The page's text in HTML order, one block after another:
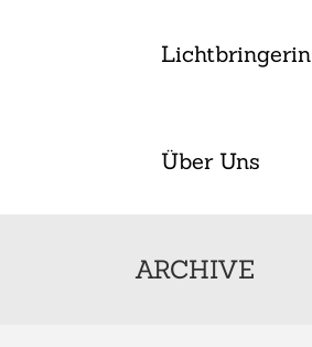
Lichtbringerin
Über Uns
ARCHIVE